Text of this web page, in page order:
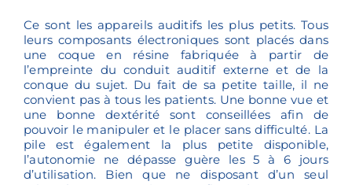
Ce sont les appareils auditifs les plus petits. Tous
leurs composants électroniques sont placés dans
une coque en résine fabriquée à partir de
l’empreinte du conduit auditif externe et de la
conque du sujet. Du fait de sa petite taille, il ne
convient pas à tous les patients. Une bonne vue et
une bonne dextérité sont conseillées afin de
pouvoir le manipuler et le placer sans difficulté. La
pile est également la plus petite disponible,
l’autonomie ne dépasse guère les 5 à 6 jours
d’utilisation. Bien que ne disposant d’un seul